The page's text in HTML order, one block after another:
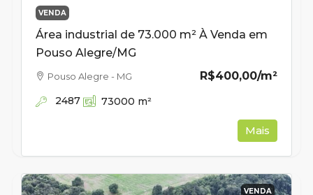
VENDA
Área industrial de 73.000 m² À Venda em
Pouso Alegre/MG
R$400,00/m²
Pouso Alegre - MG
2487 73000 m²
Mais
VENDA